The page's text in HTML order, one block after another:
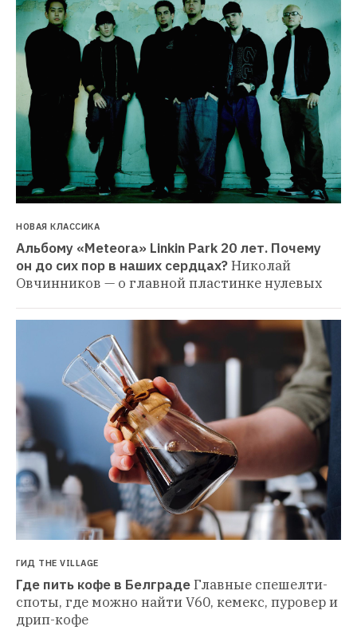
НОВАЯ КЛАССИКА
Альбому «Meteora» Linkin Park 20 лет. Почему
он до сих пор в наших сердцах?Николай
Овчинников — о главной пластинке нулевых
ГИД THE VILLAGE
Где пить кофе в БелградеГлавные спешелти-
споты, где можно найти V60, кемекс, пуровер и
дрип-кофе